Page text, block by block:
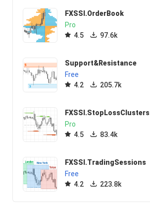
FXSSI.OrderBook
Pro
4.5
97.6k
Support&Resistance
Free
4.2
205.7k
FXSSI.StopLossClusters
Pro
4.5
83.4k
FXSSI.TradingSessions
Free
4.2
223.8k